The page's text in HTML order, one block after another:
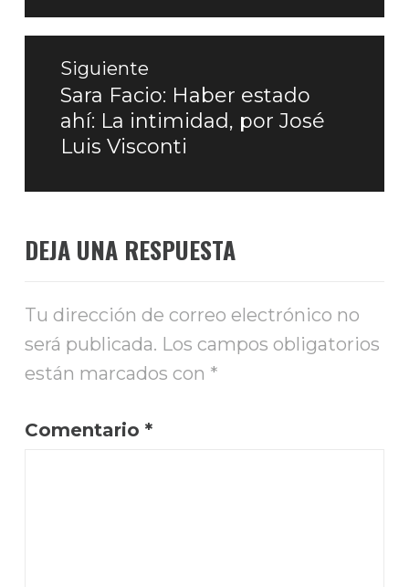
Siguiente
Entrada
siguiente:
Sara Facio: Haber estado
ahí: La intimidad, por José
Luis Visconti
DEJA UNA RESPUESTA
Tu dirección de correo electrónico no
será publicada. Los campos obligatorios
están marcados con *
Comentario *